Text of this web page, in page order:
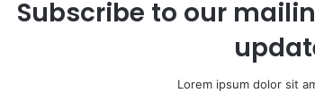
Subscribe to our
Lorem ipsum dolor sit